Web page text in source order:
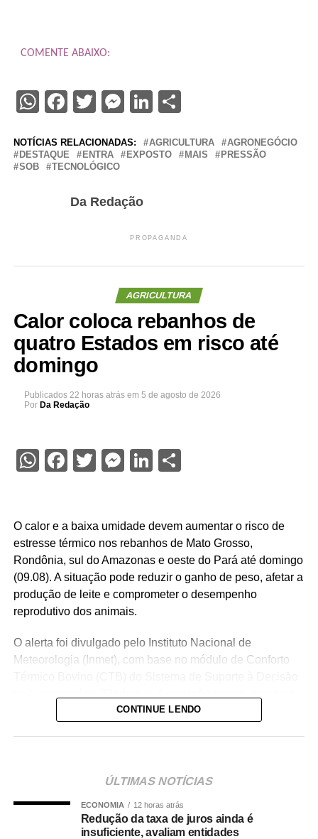
COMENTE ABAIXO:
WhatsApp
Facebook
Twitter
Messenger
LinkedIn
Share
NOTÍCIAS RELACIONADAS: AGRICULTURA
AGRONEGÓCIO
DESTAQUE
ENTRA EXPOSTO MAIS
PRESSÃO
SOB
TECNOLÓGICO
Da Redação
PROPAGANDA
AGRICULTURA
Calor coloca rebanhos de
quatro Estados em risco até
domingo
Publicados 22 horas atrás em 5 de agosto de 2026
Por Da Redação
WhatsApp
Facebook
Twitter
Messenger
LinkedIn
Share
O calor e a baixa umidade devem aumentar o risco de
estresse térmico nos rebanhos de Mato Grosso,
Rondônia, sul do Amazonas e oeste do Pará até domingo
(09.08). A situação pode reduzir o ganho de peso, afetar a
produção de leite e comprometer o desempenho
reprodutivo dos animais.
O alerta foi divulgado pelo Instituto Nacional de
Meteorologia (Inmet), com base no módulo de Conforto
gradual das áreas classificadas nas categorias de perigo
situações mais críticas, com índices elevados durante
oscilar entre alerta e perigo. Em Juara, em Mato Grosso, e
São Félix do Xingu, no Pará, a condição pode passar de
CONTINUE LENDO
ÚLTIMAS NOTÍCIAS
ECONOMIA 12 horas atrás
Redução da taxa de juros ainda é
insuficiente, avaliam entidades